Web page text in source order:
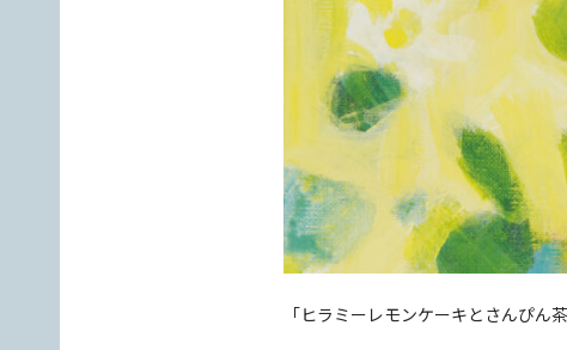
「ヒラミーレモンケーキとさんぴん